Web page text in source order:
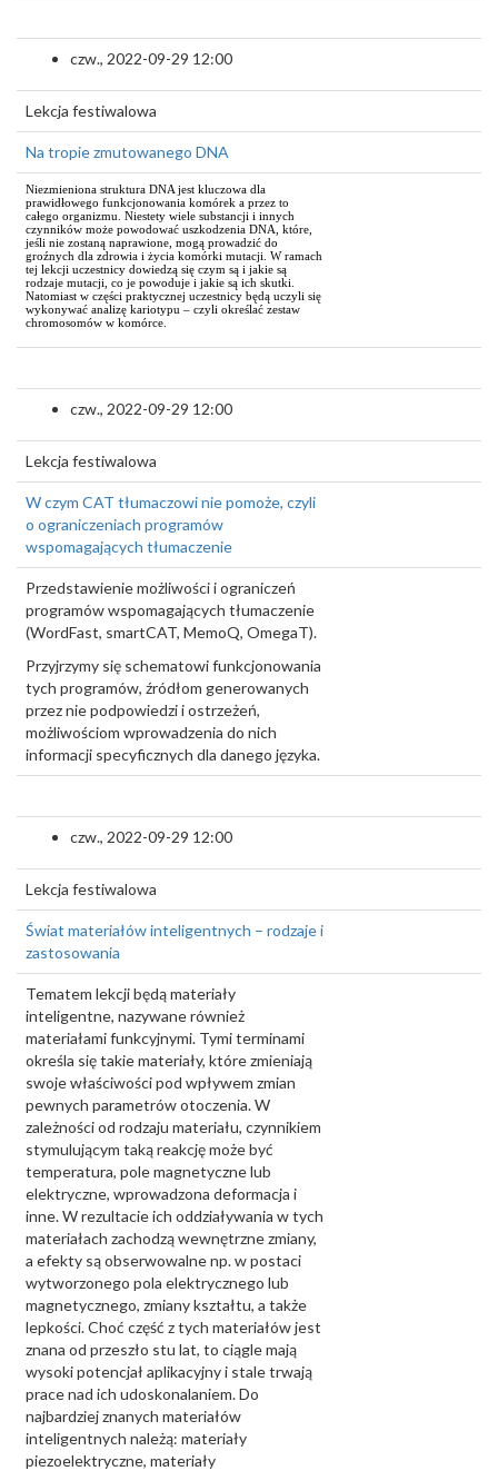
czw., 2022-09-29 12:00
Lekcja festiwalowa
Na tropie zmutowanego DNA
Niezmieniona struktura DNA jest kluczowa dla
prawidłowego funkcjonowania komórek a przez to
całego organizmu. Niestety wiele substancji i innych
czynników może powodować uszkodzenia DNA, które,
jeśli nie zostaną naprawione, mogą prowadzić do
groźnych dla zdrowia i życia komórki mutacji. W ramach
tej lekcji uczestnicy dowiedzą się czym są i jakie są
rodzaje mutacji, co je powoduje i jakie są ich skutki.
Natomiast w części praktycznej uczestnicy będą uczyli się
wykonywać analizę kariotypu – czyli określać zestaw
chromosomów w komórce.
czw., 2022-09-29 12:00
Lekcja festiwalowa
W czym CAT tłumaczowi nie pomoże, czyli
o ograniczeniach programów
wspomagających tłumaczenie
Przedstawienie możliwości i ograniczeń
programów wspomagających tłumaczenie
(WordFast, smartCAT, MemoQ, OmegaT).
Przyjrzymy się schematowi funkcjonowania
tych programów, źródłom generowanych
przez nie podpowiedzi i ostrzeżeń,
możliwościom wprowadzenia do nich
informacji specyficznych dla danego języka.
czw., 2022-09-29 12:00
Lekcja festiwalowa
Świat materiałów inteligentnych – rodzaje i
zastosowania
Tematem lekcji będą materiały
inteligentne, nazywane również
materiałami funkcyjnymi. Tymi terminami
określa się takie materiały, które zmieniają
swoje właściwości pod wpływem zmian
pewnych parametrów otoczenia. W
zależności od rodzaju materiału, czynnikiem
stymulującym taką reakcję może być
temperatura, pole magnetyczne lub
elektryczne, wprowadzona deformacja i
inne. W rezultacie ich oddziaływania w tych
materiałach zachodzą wewnętrzne zmiany,
a efekty są obserwowalne np. w postaci
wytworzonego pola elektrycznego lub
magnetycznego, zmiany kształtu, a także
lepkości. Choć część z tych materiałów jest
znana od przeszło stu lat, to ciągle mają
wysoki potencjał aplikacyjny i stale trwają
prace nad ich udoskonalaniem. Do
najbardziej znanych materiałów
inteligentnych należą: materiały
piezoelektryczne, materiały